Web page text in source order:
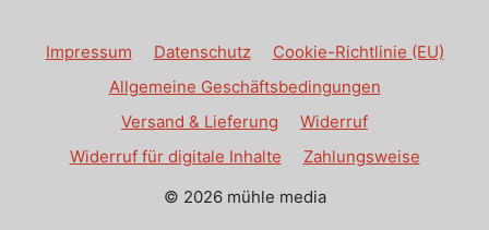
Impressum Datenschutz
Cookie-Richtlinie (EU)
Allgemeine Geschäftsbedingungen
Versand & Lieferung
Widerruf
Widerruf für digitale Inhalte
Zahlungsweise
© 2026 mühle media